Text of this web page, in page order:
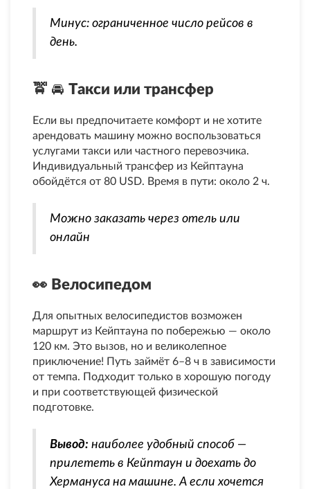
Минус: ограниченное число рейсов в
день.
🚖 🚘 Такси или трансфер
Если вы предпочитаете комфорт и не хотите
арендовать машину можно воспользоваться
услугами такси или частного перевозчика.
Индивидуальный трансфер из Кейптауна
обойдётся от 80 USD. Время в пути: около 2 ч.
Можно заказать через отель или
онлайн
👀 Велосипедом
Для опытных велосипедистов возможен
маршрут из Кейптауна по побережью — около
120 км. Это вызов, но и великолепное
приключение! Путь займёт 6–8 ч в зависимости
от темпа. Подходит только в хорошую погоду
и при соответствующей физической
подготовке.
Вывод: наиболее удобный способ —
прилететь в Кейптаун и доехать до
Хермануса на машине. А если хочется